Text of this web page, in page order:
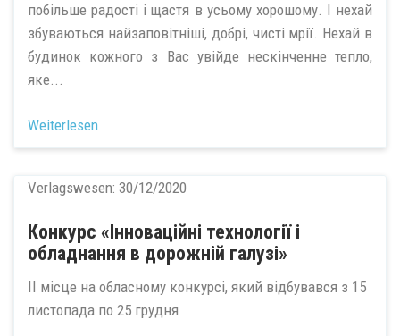
побільше радості і щастя в усьому хорошому. І нехай
збуваються найзаповітніші, добрі, чисті мрії. Нехай в
будинок кожного з Вас увійде нескінченне тепло,
яке...
Weiterlesen
Verlagswesen: 30/12/2020
Конкурс «Інноваційні технології і
обладнання в дорожній галузі»
ІІ місце на обласному конкурсі, який відбувався з 15
листопада по 25 грудня